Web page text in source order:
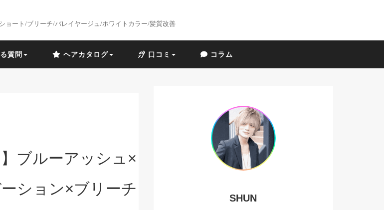
ョート/ブリーチ/バレイヤージュ/ホワイトカラー/髪質改善
質問 ヘアカタログ 口コミ コラム
ブルーアッシュ×
ション×ブリーチ
SHUN